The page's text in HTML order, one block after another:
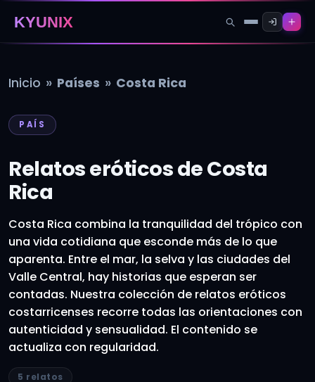
KYUNIX
Inicio » Países » Costa Rica
PAÍS
Relatos eróticos de Costa
Rica
Costa Rica combina la tranquilidad del trópico con
una vida cotidiana que esconde más de lo que
aparenta. Entre el mar, la selva y las ciudades del
Valle Central, hay historias que esperan ser
contadas. Nuestra colección de relatos eróticos
costarricenses recorre todas las orientaciones con
autenticidad y sensualidad. El contenido se
actualiza con regularidad.
5 relatos